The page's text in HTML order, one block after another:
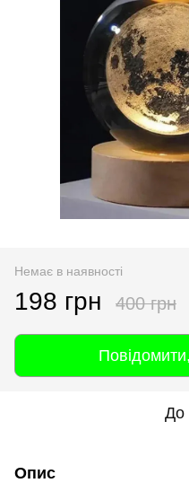
Немає в наявності
198 грн 400 грн
До
Опис